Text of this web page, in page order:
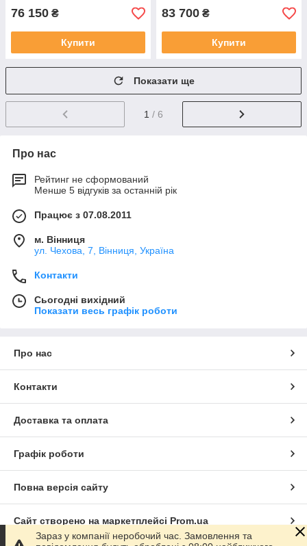
76 150 ₴
Купити
83 700 ₴
Купити
Показати ще
1 / 6
Про нас
Рейтинг не сформований
Менше 5 відгуків за останній рік
Працює з 07.08.2011
м. Вінниця
ул. Чехова, 7, Вінниця, Україна
Контакти
Сьогодні вихідний
Показати весь графік роботи
Про нас
Контакти
Доставка та оплата
Графік роботи
Повна версія сайту
Сайт створено на маркетплейсі Prom.ua
Зараз у компанії неробочий час. Замовлення та